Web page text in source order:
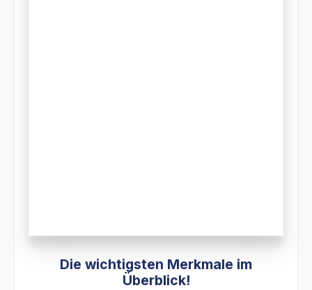
Die wichtigsten Merkmale im
Überblick!